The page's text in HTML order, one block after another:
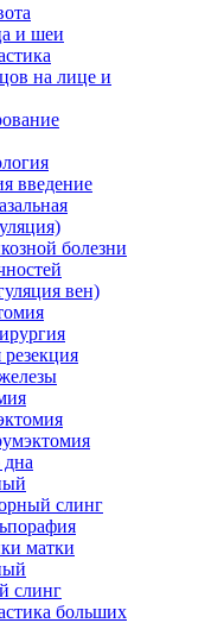
и шеи
на лице и
введение
болезни
вен)
резекция
дна
слинг
матки
слинг
больших